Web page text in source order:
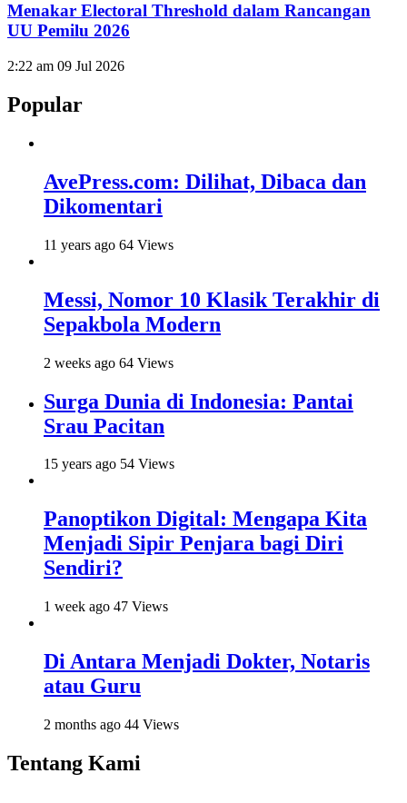
Menakar Electoral Threshold dalam Rancangan
UU Pemilu 2026
2:22 am 09 Jul 2026
Popular
AvePress.com: Dilihat, Dibaca dan
Dikomentari
11 years ago 64 Views
Messi, Nomor 10 Klasik Terakhir di
Sepakbola Modern
2 weeks ago 64 Views
Surga Dunia di Indonesia: Pantai
Srau Pacitan
15 years ago 54 Views
Panoptikon Digital: Mengapa Kita
Menjadi Sipir Penjara bagi Diri
Sendiri?
1 week ago 47 Views
Di Antara Menjadi Dokter, Notaris
atau Guru
2 months ago 44 Views
Tentang Kami